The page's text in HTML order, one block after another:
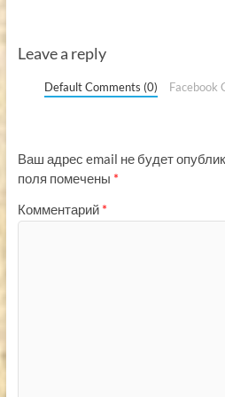
Leave a reply
Default Comments (0) Facebook
Ваш адрес email не будет
поля помечены *
Комментарий *